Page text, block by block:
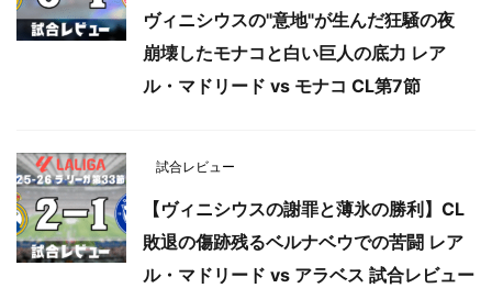
ヴィニシウスの"意地"が生んだ狂騒の夜
崩壊したモナコと白い巨人の底力 レア
ル・マドリード vs モナコ CL第7節
試合レビュー
【ヴィニシウスの謝罪と薄氷の勝利】CL
敗退の傷跡残るベルナベウでの苦闘 レア
ル・マドリード vs アラベス 試合レビュー